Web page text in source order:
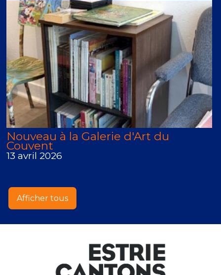
Nouveau à la Galerie d'Art du
Couvent
13 avril 2026
Afficher tous